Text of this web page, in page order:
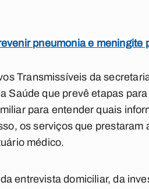
pneumonia e meningite
Transmissíveis da
Saúde que prevê etapas
para entender quais
os serviços que
médico.
entrevista domiciliar, da